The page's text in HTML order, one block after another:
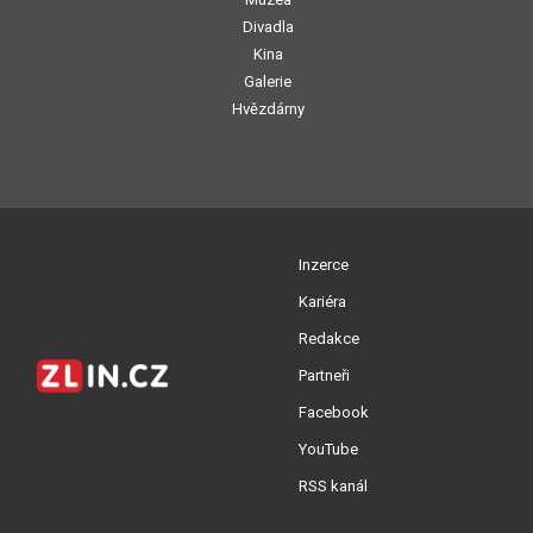
Divadla
Kina
Galerie
Hvězdárny
Inzerce
Kariéra
Redakce
Partneři
Facebook
YouTube
RSS kanál